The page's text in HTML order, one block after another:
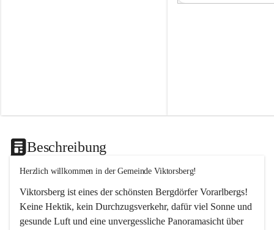
Beschreibung
Herzlich willkommen in der Gemeinde Viktorsberg!
Viktorsberg ist eines der schönsten Bergdörfer Vorarlbergs!
Keine Hektik, kein Durchzugsverkehr, dafür viel Sonne und
gesunde Luft und eine unvergessliche Panoramasicht über